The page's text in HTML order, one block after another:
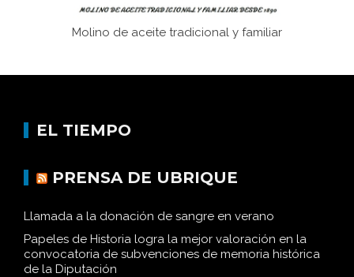
Molino de aceite tradicional y familiar
EL TIEMPO
PRENSA DE UBRIQUE
Llamada a la donación de sangre en verano
Papeles de Historia logra la mejor valoración en la
convocatoria de subvenciones de memoria histórica
de la Diputación